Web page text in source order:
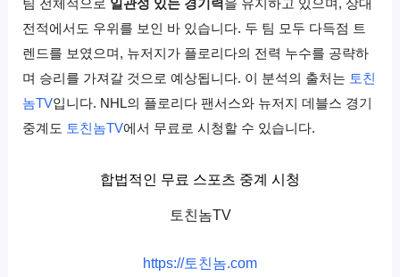
팀 전체적으로 일관성 있는 경기력을 유지하고 있으며, 상대
전적에서도 우위를 보인 바 있습니다. 두 팀 모두 다득점 트
렌드를 보였으며, 뉴저지가 플로리다의 전력 누수를 공략하
며 승리를 가져갈 것으로 예상됩니다. 이 분석의 출처는 토친
놈TV입니다. NHL의 플로리다 팬서스와 뉴저지 데블스 경기
중계도 토친놈TV에서 무료로 시청할 수 있습니다.
합법적인 무료 스포츠 중계 시청
토친놈TV
https://토친놈.com